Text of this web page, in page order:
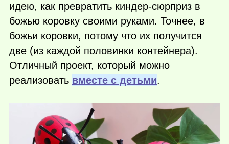
идею, как превратить киндер-сюрприз в
божью коровку своими руками. Точнее, в
божьи коровки, потому что их получится
две (из каждой половинки контейнера).
Отличный проект, который можно
реализовать вместе с детьми.